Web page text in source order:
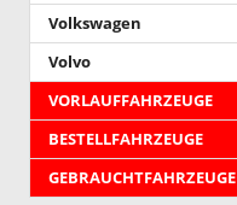
Volkswagen
Volvo
VORLAUFFAHRZEUGE
BESTELLFAHRZEUGE
GEBRAUCHTFAHRZEUGE